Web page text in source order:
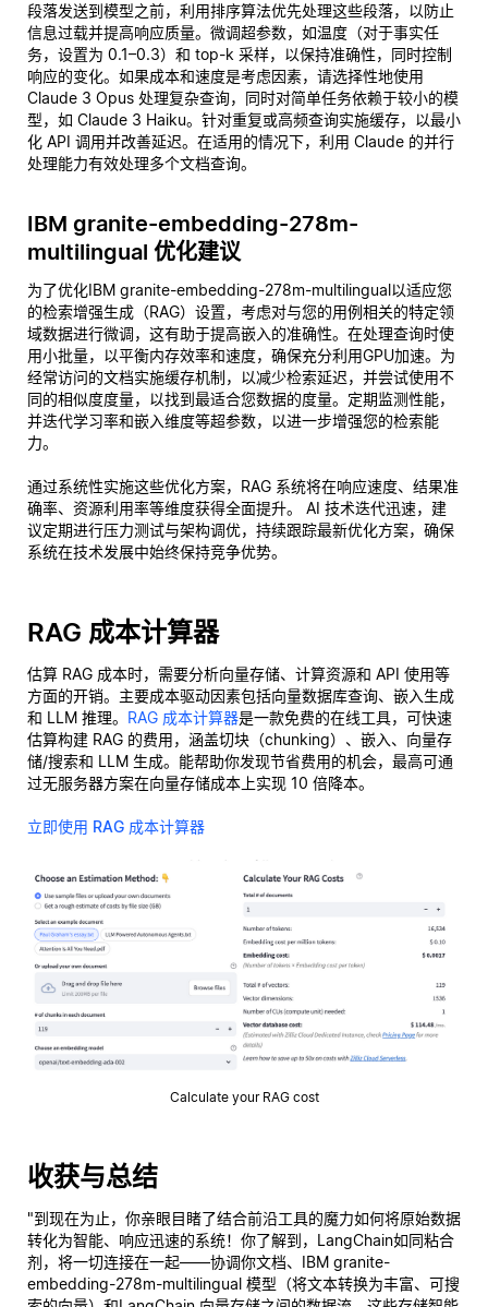
段落发送到模型之前，利用排序算法优先处理这些段落，以防止
信息过载并提高响应质量。微调超参数，如温度（对于事实任
务，设置为 0.1–0.3）和 top-k 采样，以保持准确性，同时控制
响应的变化。如果成本和速度是考虑因素，请选择性地使用
Claude 3 Opus 处理复杂查询，同时对简单任务依赖于较小的模
型，如 Claude 3 Haiku。针对重复或高频查询实施缓存，以最小
化 API 调用并改善延迟。在适用的情况下，利用 Claude 的并行
处理能力有效处理多个文档查询。
IBM granite-embedding-278m-
multilingual 优化建议
为了优化IBM granite-embedding-278m-multilingual以适应您
的检索增强生成（RAG）设置，考虑对与您的用例相关的特定领
域数据进行微调，这有助于提高嵌入的准确性。在处理查询时使
用小批量，以平衡内存效率和速度，确保充分利用GPU加速。为
经常访问的文档实施缓存机制，以减少检索延迟，并尝试使用不
同的相似度度量，以找到最适合您数据的度量。定期监测性能，
并迭代学习率和嵌入维度等超参数，以进一步增强您的检索能
力。
通过系统性实施这些优化方案，RAG 系统将在响应速度、结果准
确率、资源利用率等维度获得全面提升。 AI 技术迭代迅速，建
议定期进行压力测试与架构调优，持续跟踪最新优化方案，确保
系统在技术发展中始终保持竞争优势。
RAG 成本计算器
估算 RAG 成本时，需要分析向量存储、计算资源和 API 使用等
方面的开销。主要成本驱动因素包括向量数据库查询、嵌入生成
和 LLM 推理。 RAG 成本计算器是一款免费的在线工具，可快速
估算构建 RAG 的费用，涵盖切块（chunking）、嵌入、向量存
储/搜索和 LLM 生成。能帮助你发现节省费用的机会，最高可通
过无服务器方案在向量存储成本上实现 10 倍降本。
立即使用 RAG 成本计算器
Calculate your RAG cost
收获与总结
"到现在为止，你亲眼目睹了结合前沿工具的魔力如何将原始数据
转化为智能、响应迅速的系统！你了解到，LangChain如同粘合
剂，将一切连接在一起——协调你文档、IBM granite-
embedding-278m-multilingual 模型（将文本转换为丰富、可搜